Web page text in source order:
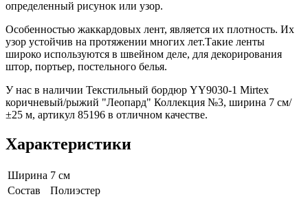
определенный рисунок или узор.
Особенностью жаккардовых лент, является их плотность. Их
узор устойчив на протяжении многих лет.Такие ленты
широко используются в швейном деле, для декорирования
штор, портьер, постельного белья.
У нас в наличии Текстильный бордюр YY9030-1 Mirtex
коричневый/рыжий "Леопард" Коллекция №3, ширина 7 см/
±25 м, артикул 85196 в отличном качестве.
Характеристики
Ширина 7 см
Состав
Полиэстер